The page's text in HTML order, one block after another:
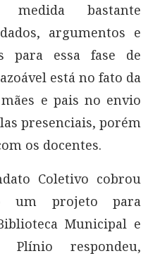
bastante
argumentos e
para essa fase de
está no fato da
e pais no envio
presenciais, porém
os docentes.
Coletivo cobrou
um projeto para
Municipal e
Plínio respondeu,